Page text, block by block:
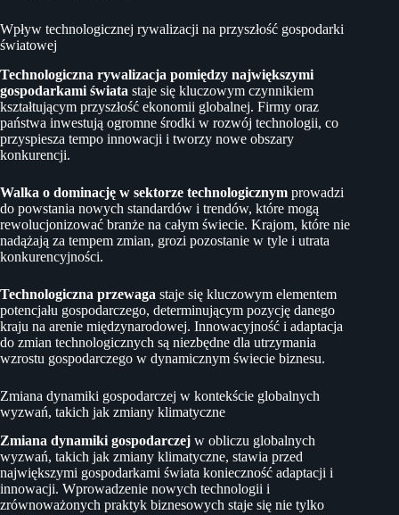
Wpływ technologicznej rywalizacji na przyszłość gospodarki
światowej
Technologiczna rywalizacja pomiędzy największymi
gospodarkami świata staje się kluczowym czynnikiem
kształtującym przyszłość ekonomii globalnej. Firmy oraz
państwa inwestują ogromne środki w rozwój technologii, co
przyspiesza tempo innowacji i tworzy nowe obszary
konkurencji.
Walka o dominację w sektorze technologicznym prowadzi
do powstania nowych standardów i trendów, które mogą
rewolucjonizować branże na całym świecie. Krajom, które nie
nadążają za tempem zmian, grozi pozostanie w tyle i utrata
konkurencyjności.
Technologiczna przewaga staje się kluczowym elementem
potencjału gospodarczego, determinującym pozycję danego
kraju na arenie międzynarodowej. Innowacyjność i adaptacja
do zmian technologicznych są niezbędne dla utrzymania
wzrostu gospodarczego w dynamicznym świecie biznesu.
Zmiana dynamiki gospodarczej w kontekście globalnych
wyzwań, takich jak zmiany klimatyczne
Zmiana dynamiki gospodarczej w obliczu globalnych
wyzwań, takich jak zmiany klimatyczne, stawia przed
największymi gospodarkami świata konieczność adaptacji i
innowacji. Wprowadzenie nowych technologii i
zrównoważonych praktyk biznesowych staje się nie tylko